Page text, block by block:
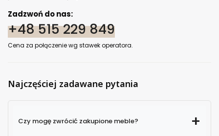
Zadzwoń do nas:
+48 515 229 849
Cena za połączenie wg stawek operatora.
Najczęściej zadawane pytania
Czy mogę zwrócić zakupione meble?